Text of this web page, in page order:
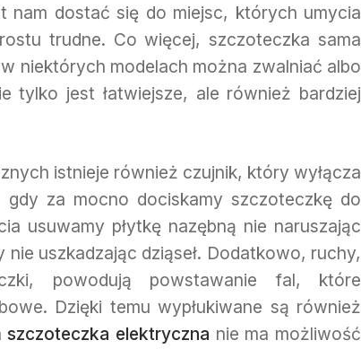
nam dostać się do miejsc, których umycia
trudne. Co więcej, szczoteczka sama
niektórych modelach można zwalniać albo
tylko jest łatwiejsze, ale również bardziej
istnieje również czujnik, który wyłącza
gdy za mocno dociskamy szczoteczkę do
usuwamy płytkę nazębną nie naruszając
uszkadzając dziąseł. Dodatkowo, ruchy,
powodują powstawanie fal, które
Dzięki temu wypłukiwane są również
szczoteczka elektryczna nie ma możliwość